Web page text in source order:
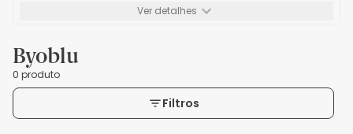
Ver detalhes
Byoblu
0 produto
Filtros